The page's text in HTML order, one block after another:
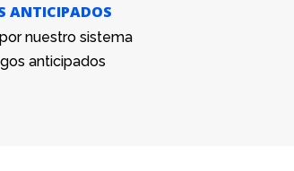
ANTICIPADOS
nuestro sistema
anticipados